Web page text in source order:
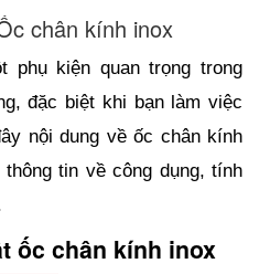
chân kính inox
phụ kiện quan trọng trong
đặc biệt khi bạn làm việc
nội dung về ốc chân kính
tin về công dụng, tính
ốc chân kính inox